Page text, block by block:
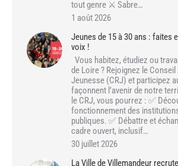
tout genre ⚔️ Sabre…
1 août 2026
Jeunes de 15 à 30 ans : faites
voix !
Vous habitez, étudiez ou
de Loire ? Rejoignez le Conseil
Jeunesse (CRJ) et participez
façonnent l’avenir de notre
le CRJ, vous pourrez : ✅
fonctionnement des
publiques. ✅ Débattre et
cadre ouvert, inclusif…
30 juillet 2026
La Ville de Villemandeur